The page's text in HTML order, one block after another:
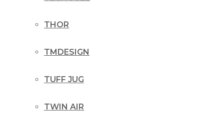
THOR
TMDESIGN
TUFF JUG
TWIN AIR